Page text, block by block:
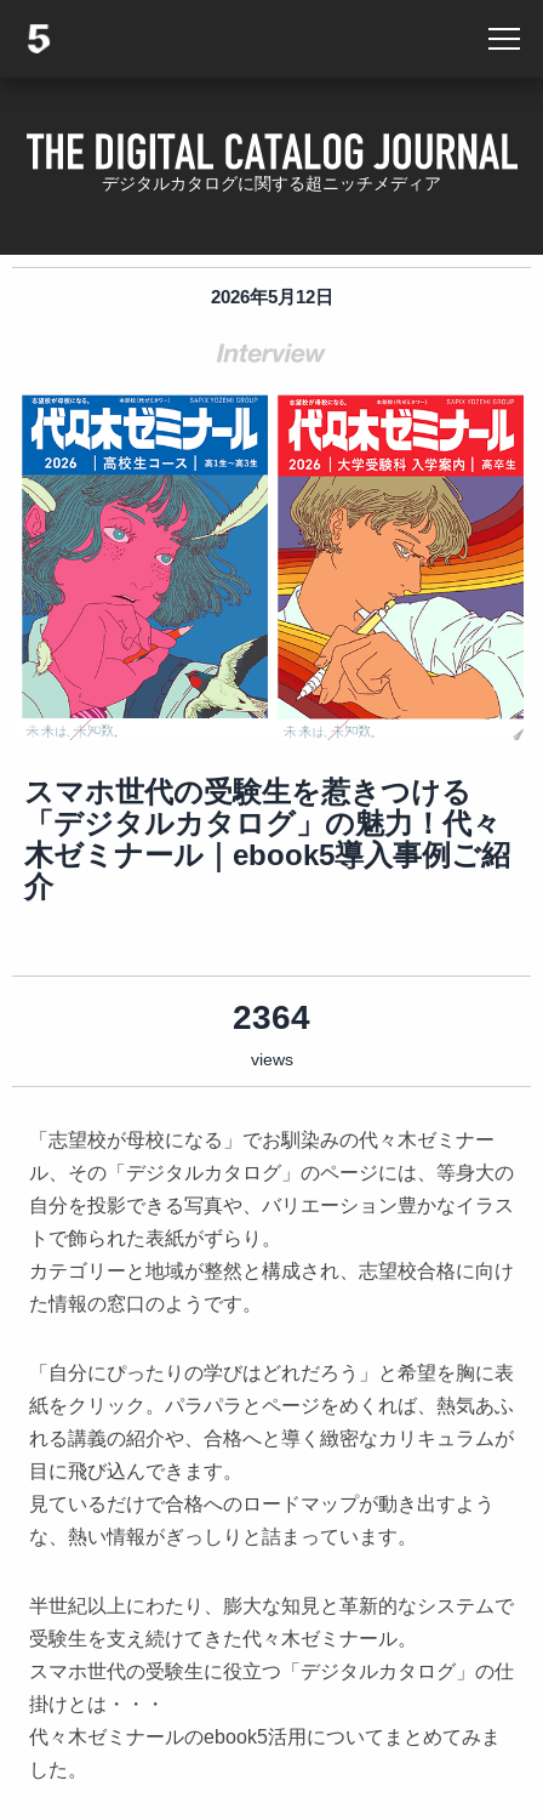
デジタルカタログに関する超ニッチメディア
2026年5月12日
スマホ世代の受験生を惹きつける
「デジタルカタログ」の魅力！代々
木ゼミナール｜ebook5導入事例ご紹
介
2364
views
「志望校が母校になる」でお馴染みの代々木ゼミナー
ル、その「デジタルカタログ」のページには、等身大の
自分を投影できる写真や、バリエーション豊かなイラス
トで飾られた表紙がずらり。
カテゴリーと地域が整然と構成され、志望校合格に向け
た情報の窓口のようです。
「自分にぴったりの学びはどれだろう」と希望を胸に表
紙をクリック。パラパラとページをめくれば、熱気あふ
れる講義の紹介や、合格へと導く緻密なカリキュラムが
目に飛び込んできます。
見ているだけで合格へのロードマップが動き出すよう
な、熱い情報がぎっしりと詰まっています。
半世紀以上にわたり、膨大な知見と革新的なシステムで
受験生を支え続けてきた代々木ゼミナール。
スマホ世代の受験生に役立つ「デジタルカタログ」の仕
掛けとは・・・
代々木ゼミナールのebook5活用についてまとめてみま
した。